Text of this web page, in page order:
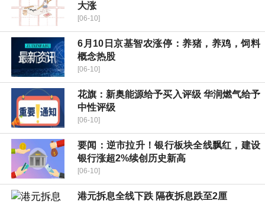
大涨
[06-10]
6月10日京基智农涨停：养猪，养鸡，饲料
概念热股
[06-10]
花旗：新奥能源给予买入评级 华润燃气给予
中性评级
[06-10]
要闻：逆市拉升！银行板块全线飘红，建设
银行涨超2%续创历史新高
[06-10]
港元拆息全线下跌 隔夜拆息跌至2厘